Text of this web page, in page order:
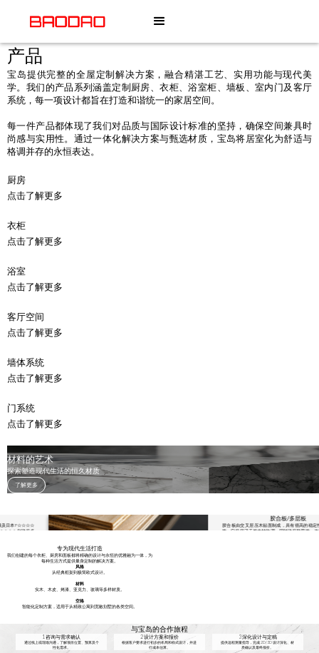
产品
宝岛提供完整的全屋定制解决方案，融合精湛工艺、实用功能与现代美
学。我们的产品系列涵盖定制厨房、衣柜、浴室柜、墙板、室内门及客厅
系统，每一项设计都旨在打造和谐统一的家居空间。
每一件产品都体现了我们对品质与国际设计标准的坚持，确保空间兼具时
尚感与实用性。通过一体化解决方案与甄选材质，宝岛将居室化为舒适与
格调并存的永恒表达。
厨房
点击了解更多
衣柜
点击了解更多
浴室
点击了解更多
客厅空间
点击了解更多
墙体系统
点击了解更多
门系统
点击了解更多
材料的艺术
探索塑造现代生活的恒久材质
了解更多
卓
胶合板/多层板
胶合板由交叉层压木贴面制成，具有很高的稳定性、强度和抗
性。它保留了天然木材纹理，同时确保耐用性，使其成为现代厨
专为现代生活打造
我们创建的每个衣柜、厨房和面板都将精确的设计与永恒的优雅融为一体，为
每种生活方式提供量身定制的解决方案。
风格
从经典框架到极简欧式设计。
材料
实木、木皮、烤漆、亚克力、玻璃等多样材质。
空格
智能化定制方案，适用于从精致公寓到宽敞别墅的各类空间。
与宝岛的合作旅程
1 咨询与需求确认
通过线上或现场沟通，了解项目位置、预算及个
性化需求。
2 设计方案和报价
根据客户要求进行初步的布局和样式设计，并进
行成本估算。
3 深化设计与定稿
提供远程测量指导，完成 2D/3D 设计深化、材
质确认及最终报价。